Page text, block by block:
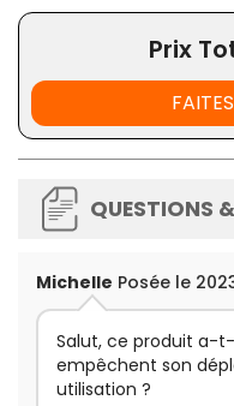
Prix
QUESTIONS
Michelle Posée le
Salut, ce produit a-
empêchent son
utilisation ?